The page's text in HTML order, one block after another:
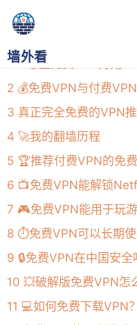
内
墙外看
【NordVPN
NordVPN中
2026年7月1日
目录
1🔍哪些免费VPN好用？
2 💰免费VPN与付费
3 真正完全免费的VPN
4 🚀我的翻墙历程
5 🏆推荐付费VPN的免
6 📺免费VPN能解锁
7 🎮免费VPN能用于玩游
8 ⏱️免费VPN可以长期使
9 🔒免费VPN在中国安全
10 💥破解版免费VPN怎
11 💻如何免费下载VPN？